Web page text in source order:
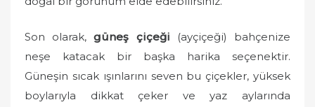
Son olarak,güneş çiçeği (ayçiçeği) bahçenize
neşe katacak bir başka harika seçenektir.
Güneşin sıcak ışınlarını seven bu çiçekler, yüksek
boylarıyla dikkat çeker ve yaz aylarında